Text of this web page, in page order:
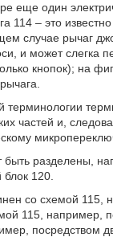
еще один
114 – это
случае рычаг
и может
кнопок); на
частей и,
быть разделены,
120.
со схемой 115,
115, например,
посредством